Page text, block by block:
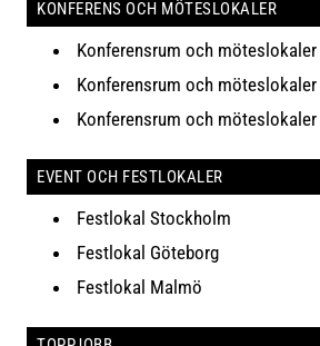
KONFERENS OCH MÖTESLOKALER
Konferensrum och
Konferensrum och
Konferensrum och möteslokaler
EVENT OCH FESTLOKALER
Festlokal Stockholm
Festlokal Göteborg
Festlokal Malmö